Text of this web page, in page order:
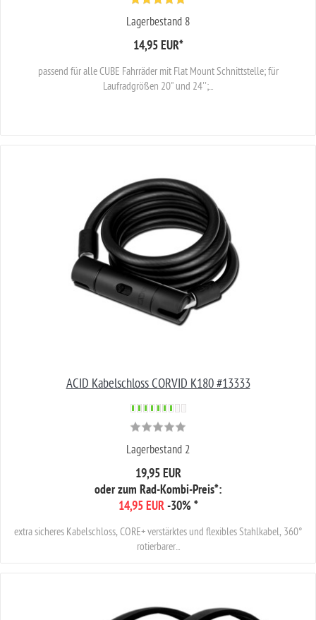
Lagerbestand 8
14,95 EUR*
passend für alle CUBE Fahrräder mit Flat Mount Schnittstelle; für
Laufradgrößen 20" und 24'';...
ACID Kabelschloss CORVID K180 #13333
Lagerbestand 2
19,95 EUR
oder zum Rad-Kombi-Preis*:
14,95 EUR -30%*
extra sicheres Kabelschloss, CORE+ verstärktes und flexibles Stahlkabel, 360°
rotierbarer...